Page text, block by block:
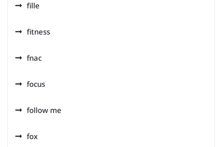
fille
fitness
fnac
focus
follow me
fox